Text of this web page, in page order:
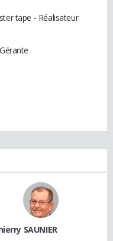
tape - Réalisateur
SAUNIER